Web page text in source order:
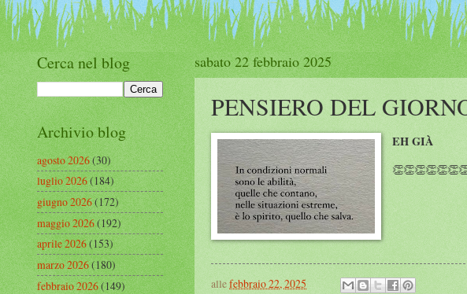
sabato 22 febbraio 2025
PENSIERO DEL
EH GIÀ
allefebbraio 22, 2025
Cerca nel blog
Archivio blog
agosto 2026(30)
luglio 2026(184)
giugno 2026(172)
maggio 2026(192)
aprile 2026(153)
marzo 2026(180)
febbraio 2026(149)